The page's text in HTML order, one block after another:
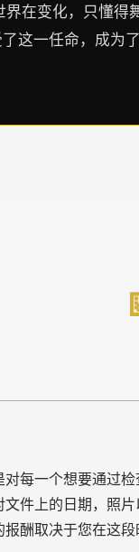
在变化，只懂
这一任命，成为
每一个想要通过
件上的日期，照
酬取决于您在这